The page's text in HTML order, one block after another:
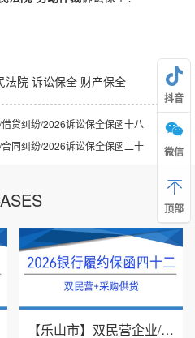
法院 诉讼保全 财产保全
借贷纠纷/2026诉讼保全保函十八
合同纠纷/2026诉讼保全保函二十
【乐山市】双民营企业/采购供货/2026年银行履约保函四十二
抖音
微信
顶部